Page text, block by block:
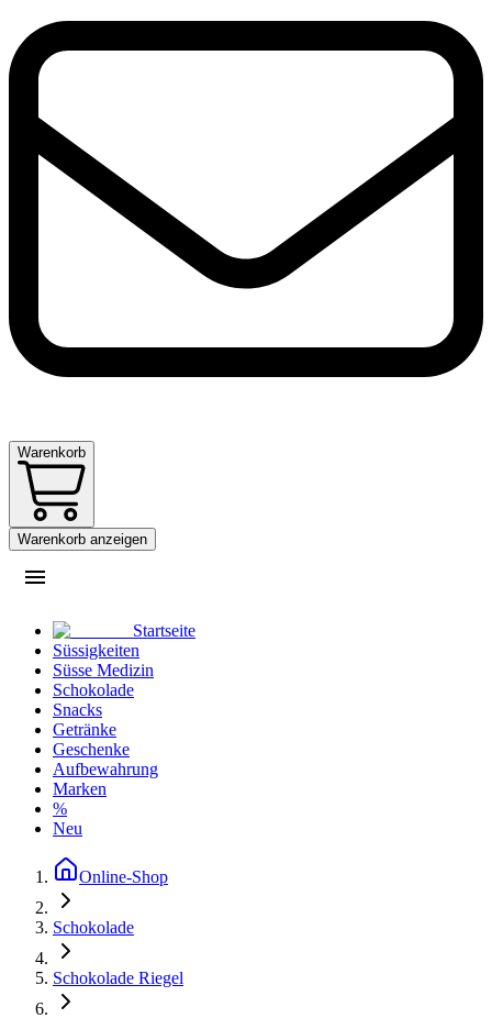
Warenkorb
Warenkorb anzeigen
Startseite
Süssigkeiten
Süsse Medizin
Schokolade
Snacks
Getränke
Geschenke
Aufbewahrung
Marken
%
Neu
Online-Shop
Schokolade
Schokolade Riegel